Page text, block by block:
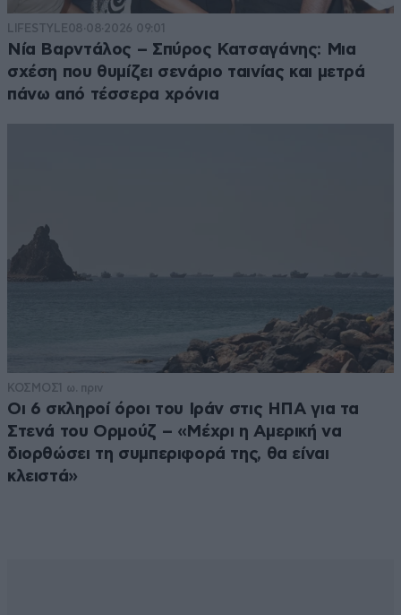
LIFESTYLE08·08·2026 09:01
Νία Βαρντάλος – Σπύρος Κατσαγάνης: Μια
σχέση που θυμίζει σενάριο ταινίας και μετρά
πάνω από τέσσερα χρόνια
ΚΟΣΜΟΣ1 ω. πριν
Οι 6 σκληροί όροι του Ιράν στις ΗΠΑ για τα
Στενά του Ορμούζ – «Μέχρι η Αμερική να
διορθώσει τη συμπεριφορά της, θα είναι
κλειστά»